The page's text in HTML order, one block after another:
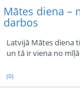
Mātes diena –
darbos
Latvijā Mātes diena
un tā ir viena no
(0)